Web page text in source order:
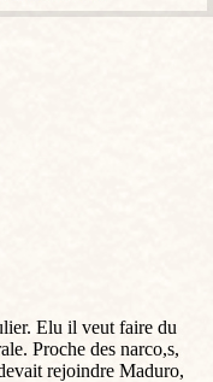
Elu il veut faire du
Proche des narco,s,
rejoindre Maduro,